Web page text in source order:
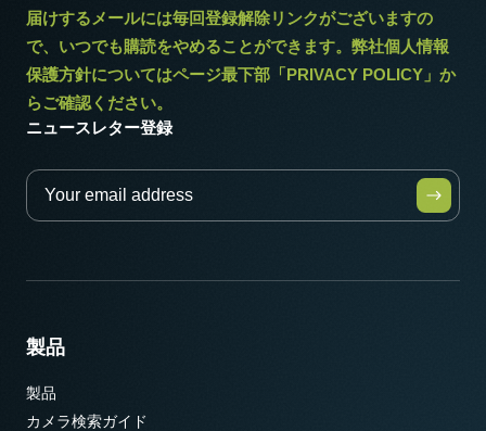
届けするメールには毎回登録解除リンクがございますの
で、いつでも購読をやめることができます。弊社個人情報
保護方針についてはページ最下部「PRIVACY POLICY」か
らご確認ください。
ニュースレター登録
製品
製品
カメラ検索ガイド